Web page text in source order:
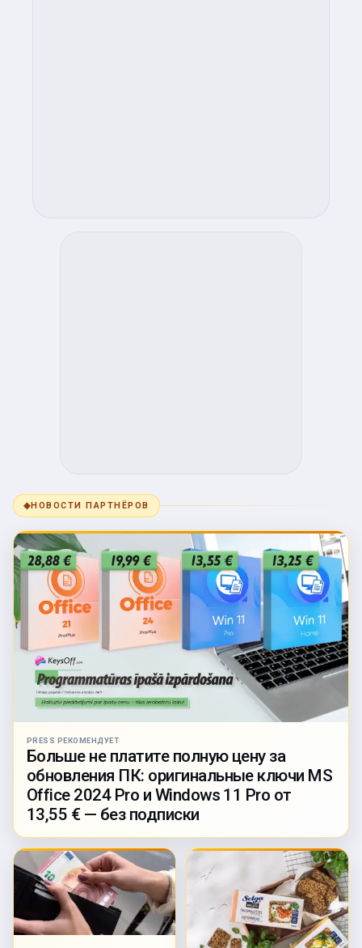
◆НОВОСТИ ПАРТНЁРОВ
PRESS РЕКОМЕНДУЕТ
Больше не платите полную цену за
обновления ПК: оригинальные ключи MS
Office 2024 Pro и Windows 11 Pro от
13,55 € — без подписки